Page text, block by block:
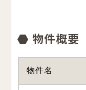
物件名